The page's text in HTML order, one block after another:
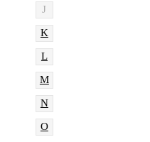
J
K
L
M
N
O